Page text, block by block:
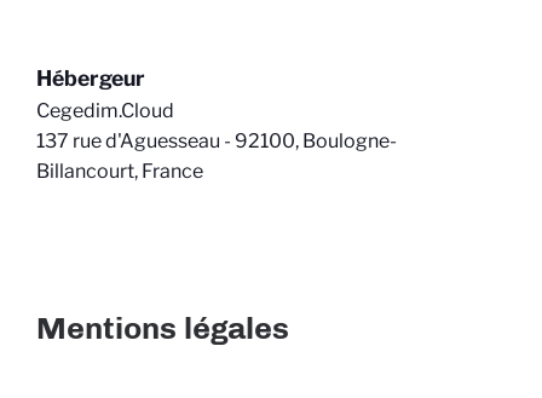
Hébergeur
Cegedim.Cloud
137 rue d'Aguesseau - 92100, Boulogne-
Billancourt, France
Mentions légales